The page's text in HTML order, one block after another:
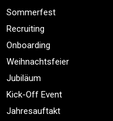
Sommerfest
Recruiting
Onboarding
Weihnachtsfeier
Jubiläum
Kick-Off Event
Jahresauftakt